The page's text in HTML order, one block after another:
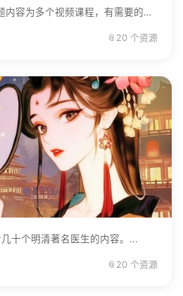
Excel公式学习课程，专题内容为多个视频课程，有需要的自己下载学习。...
📎 20 个资源
十个明清著名医生的内容。...
📎 20 个资源